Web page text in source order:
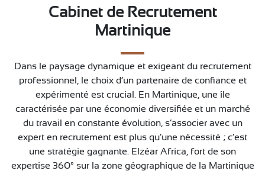
PUBLICATIONS
CONTACT
Cabinet de Recrutement
Martinique
Dans le paysage dynamique et exigeant du recrutement
professionnel, le choix d’un partenaire de confiance et
expérimenté est crucial. En Martinique, une île
caractérisée par une économie diversifiée et un marché
du travail en constante évolution, s’associer avec un
expert en recrutement est plus qu’une nécessité ; c’est
une stratégie gagnante. Elzéar Africa, fort de son
expertise 360° sur la zone géographique de la Martinique